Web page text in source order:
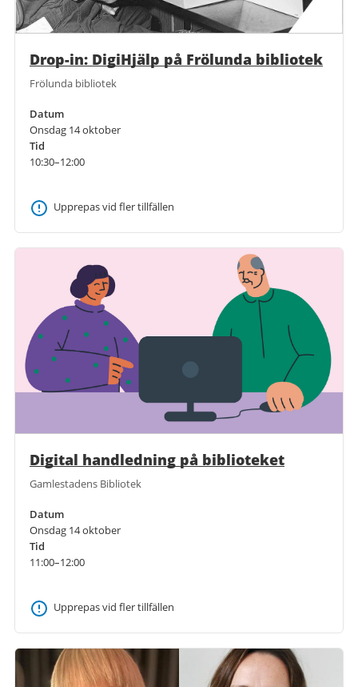
Drop-in: DigiHjälp på Frölunda bibliotek
Frölunda bibliotek
Datum
Onsdag 14 oktober
Tid
10:30–12:00
Upprepas vid fler tillfällen
Digital handledning på biblioteket
Gamlestadens Bibliotek
Datum
Onsdag 14 oktober
Tid
11:00–12:00
Upprepas vid fler tillfällen